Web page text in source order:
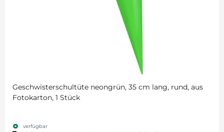
Geschwisterschultüte neongrün, 35 cm lang, rund, aus
Fotokarton, 1 Stück
verfügbar